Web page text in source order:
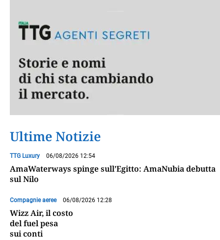
Ultime Notizie
TTG Luxury 06/08/2026 12:54
AmaWaterways spinge sull’Egitto: AmaNubia debutta
sul Nilo
Compagnie aeree 06/08/2026 12:28
Wizz Air, il costo
del fuel pesa
sui conti